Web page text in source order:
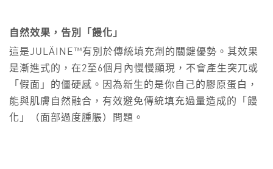
自然效果，告別「饅化」
這是JULÄINE™有別於傳統填充劑的關鍵優勢。其效果
是漸進式的，在2至6個月內慢慢顯現，不會產生突兀或
「假面」的僵硬感。因為新生的是你自己的膠原蛋白，
能與肌膚自然融合，有效避免傳統填充過量造成的「饅
化」（面部過度腫脹）問題。